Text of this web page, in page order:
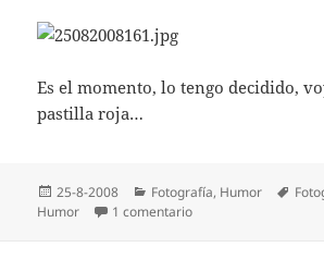
Es el momento, lo tengo decidido,
pastilla roja…
Publicado
el
25-8-2008 Categorías
Fotografí­a, Humor
Humor
1 comentarioen El momento de la